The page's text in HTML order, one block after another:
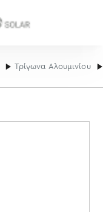
Τρίγωνα Αλουμινίου